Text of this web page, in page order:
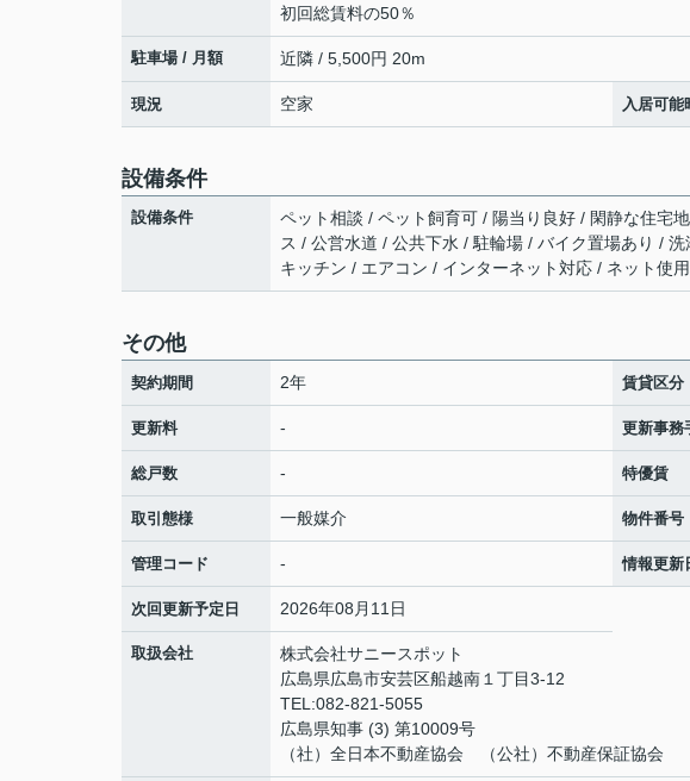
初回総賃料の50％
駐車場 / 月額 近隣 / 5,500円 20m
現況 空家 入居可能
設備条件
設備条件
ペット相談 / ペット飼育可 / 陽当り良好 / 閑静な住宅
ス / 公営水道 / 公共下水 / 駐輪場 / バイク置場あり /
キッチン / エアコン / インターネット対応 / ネット使
その他
契約期間 2年 賃貸区分
更新料 - 更新事務
総戸数 - 特優賃
取引態様 一般媒介 物件番号
管理コード - 情報更新
次回更新予定日 2026年08月11日
取扱会社
株式会社サニースポット
広島県広島市安芸区船越南１丁目3-12
TEL:082-821-5055
広島県知事 (3) 第10009号
（社）全日本不動産協会 （公社）不動産保証協会